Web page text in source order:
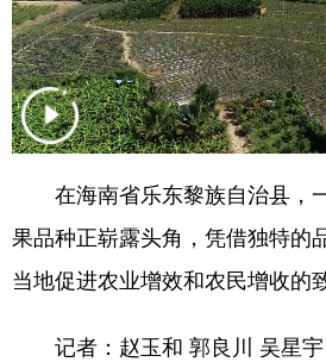
在海南省乐东黎族自治县，
果品种正崭露头角，凭借独特的
当地促进农业增效和农民增收的
记者：赵玉和 郭良川 吴星宇